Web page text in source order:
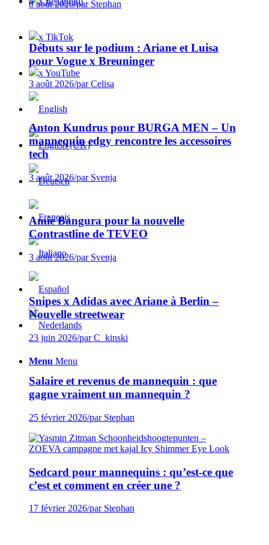
x TikTok
x YouTube
Menu Menu
8 août 2026/par Stephan
Débuts sur le podium : Ariane et Luisa
pour Vogue x Breuninger
3 août 2026/par Celisa
Anton Kundrus pour BURGA MEN – Un
mannequin edgy rencontre les accessoires
tech
3 août 2026/par Svenja
Amie Bangura pour la nouvelle
Contrastline de TEVEO
3 août 2026/par Svenja
Snipes x Adidas avec Ariane à Berlin –
Nouvelle streetwear
23 juin 2026/par C_kinski
Salaire et revenus de mannequin : que
gagne vraiment un mannequin ?
25 février 2026/par Stephan
Sedcard pour mannequins : qu’est-ce que
c’est et comment en créer une ?
17 février 2026/par Stephan